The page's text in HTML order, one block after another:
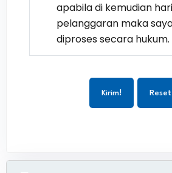
apabila di kemudian
pelanggaran maka
diproses secara hukum.
Kirim! Reset